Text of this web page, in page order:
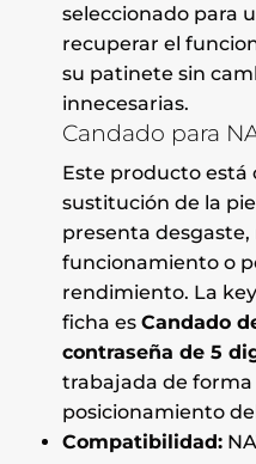
seleccionado para
recuperar el
su patinete sin
innecesarias.
Candado para
Este producto está
sustitución de la
presenta
funcionamiento o
rendimiento. La
ficha es Candado
contraseña de 5
trabajada de
posicionamiento
Compatibilidad: